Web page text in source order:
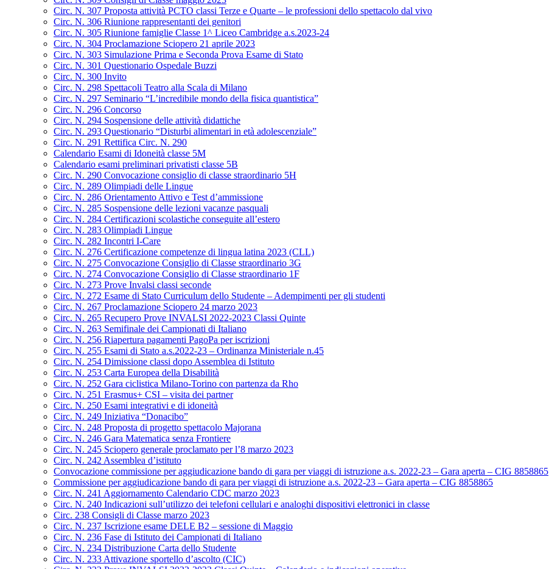
Circ. N. 307 Proposta attività PCTO classi Terze e Quarte – le professioni dello spettacolo dal vivo
Circ. N. 306 Riunione rappresentanti dei genitori
Circ. N. 305 Riunione famiglie Classe 1^ Liceo Cambridge a.s.2023-24
Circ. N. 304 Proclamazione Sciopero 21 aprile 2023
Circ. N. 303 Simulazione Prima e Seconda Prova Esame di Stato
Circ. N. 301 Questionario Ospedale Buzzi
Circ. N. 300 Invito
Circ. N. 298 Spettacoli Teatro alla Scala di Milano
Circ. N. 297 Seminario “L’incredibile mondo della fisica quantistica”
Circ. N. 296 Concorso
Circ. N. 294 Sospensione delle attività didattiche
Circ. N. 293 Questionario “Disturbi alimentari in età adolescenziale”
Circ. N. 291 Rettifica Circ. N. 290
Calendario Esami di Idoneità classe 5M
Calendario esami preliminari privatisti classe 5B
Circ. N. 290 Convocazione consiglio di classe straordinario 5H
Circ. N. 289 Olimpiadi delle Lingue
Circ. N. 286 Orientamento Attivo e Test d’ammissione
Circ. N. 285 Sospensione delle lezioni vacanze pasquali
Circ. N. 284 Certificazioni scolastiche conseguite all’estero
Circ. N. 283 Olimpiadi Lingue
Circ. N. 282 Incontri I-Care
Circ. N. 276 Certificazione competenze di lingua latina 2023 (CLL)
Circ. N. 275 Convocazione Consiglio di Classe straordinario 3G
Circ. N. 274 Convocazione Consiglio di Classe straordinario 1F
Circ. N. 273 Prove Invalsi classi seconde
Circ. N. 272 Esame di Stato Curriculum dello Studente – Adempimenti per gli studenti
Circ. N. 267 Proclamazione Sciopero 24 marzo 2023
Circ. N. 265 Recupero Prove INVALSI 2022-2023 Classi Quinte
Circ. N. 263 Semifinale dei Campionati di Italiano
Circ. N. 256 Riapertura pagamenti PagoPa per iscrizioni
Circ. N. 255 Esami di Stato a.s.2022-23 – Ordinanza Ministeriale n.45
Circ. N. 254 Dimissione classi dopo Assemblea di Istituto
Circ. N. 253 Carta Europea della Disabilità
Circ. N. 252 Gara ciclistica Milano-Torino con partenza da Rho
Circ. N. 251 Erasmus+ CSI – visita dei partner
Circ. N. 250 Esami integrativi e di idoneità
Circ. N. 249 Iniziativa “Donacibo”
Circ. N. 248 Proposta di progetto spettacolo Majorana
Circ. N. 246 Gara Matematica senza Frontiere
Circ. N. 245 Sciopero generale proclamato per l’8 marzo 2023
Circ. N. 242 Assemblea d’istituto
Convocazione commissione per aggiudicazione bando di gara per viaggi di istruzione a.s. 2022-23 – Gara aperta – CIG 8858865
Commissione per aggiudicazione bando di gara per viaggi di istruzione a.s. 2022-23 – Gara aperta – CIG 8858865
Circ. N. 241 Aggiornamento Calendario CDC marzo 2023
Circ. N. 240 Indicazioni sull’utilizzo dei telefoni cellulari e analoghi dispositivi elettronici in classe
Circ. 238 Consigli di Classe marzo 2023
Circ. N. 237 Iscrizione esame DELE B2 – sessione di Maggio
Circ. N. 236 Fase di Istituto dei Campionati di Italiano
Circ. N. 234 Distribuzione Carta dello Studente
Circ. N. 233 Attivazione sportello d’ascolto (CIC)